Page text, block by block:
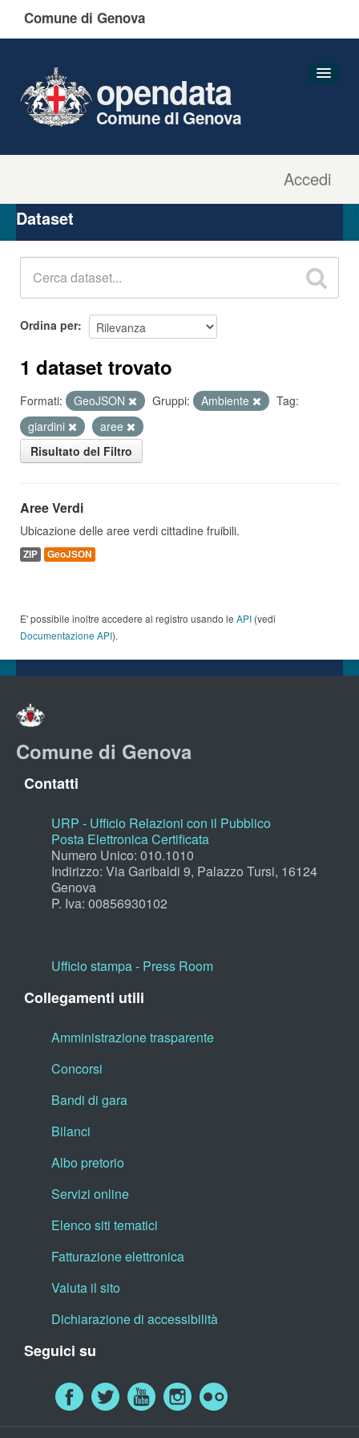
Comune di Genova
Accedi
opendata
Comune di Genova
Organizzazioni
Gruppi
Dataset
Ordina per
1 dataset trovato
Formati: GeoJSON Gruppi: Ambiente
Tag:
giardini
aree
Risultato del Filtro
Aree Verdi
Ubicazione delle aree verdi cittadine fruibili.
ZIP GeoJSON
E' possibile inoltre accedere al registro usando le API (vedi
Documentazione API).
Comune di Genova
Contatti
URP - Ufficio Relazioni con il Pubblico
Posta Elettronica Certificata
Numero Unico: 010.1010
Indirizzo: Via Garibaldi 9, Palazzo Tursi, 16124
Genova
P. Iva: 00856930102
Ufficio stampa - Press Room
Collegamenti utili
Amministrazione trasparente
Concorsi
Bandi di gara
Bilanci
Albo pretorio
Servizi online
Elenco siti tematici
Fatturazione elettronica
Valuta il sito
Dichiarazione di accessibilità
Seguici su